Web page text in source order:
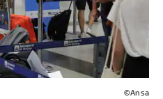
©Ansa